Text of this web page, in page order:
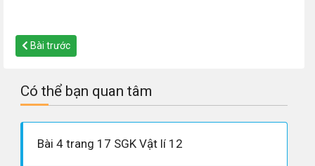
Bài trước
Có thể bạn quan tâm
Bài 4 trang 17 SGK Vật lí 12